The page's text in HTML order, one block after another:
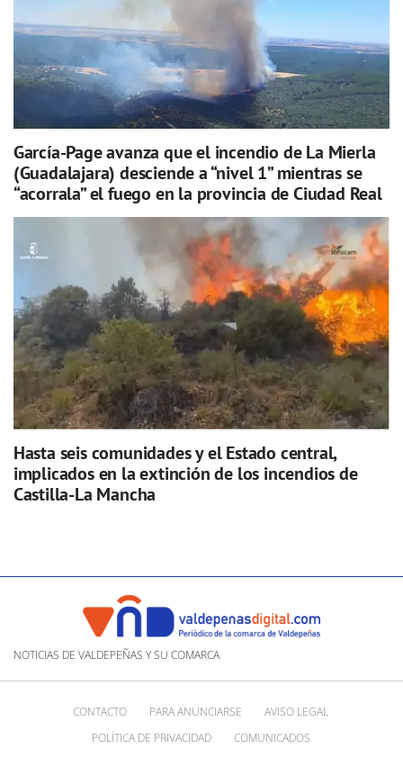
García-Page avanza que el incendio de La Mierla
(Guadalajara) desciende a “nivel 1” mientras se
“acorrala” el fuego en la provincia de Ciudad Real
Hasta seis comunidades y el Estado central,
implicados en la extinción de los incendios de
Castilla-La Mancha
NOTICIAS DE VALDEPEÑAS Y SU COMARCA
CONTACTO PARA ANUNCIARSE
AVISO LEGAL
POLÍTICA DE PRIVACIDAD
COMUNICADOS